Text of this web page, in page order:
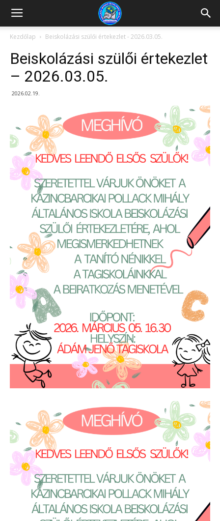
Kazincbarcikai
Pollack
Mihály
Általános
Iskola
Kezdőlap Beiskolázási szülői értekezlet - 2026.03.05.
Beiskolázási szülői értekezlet
– 2026.03.05.
2026.02.19.